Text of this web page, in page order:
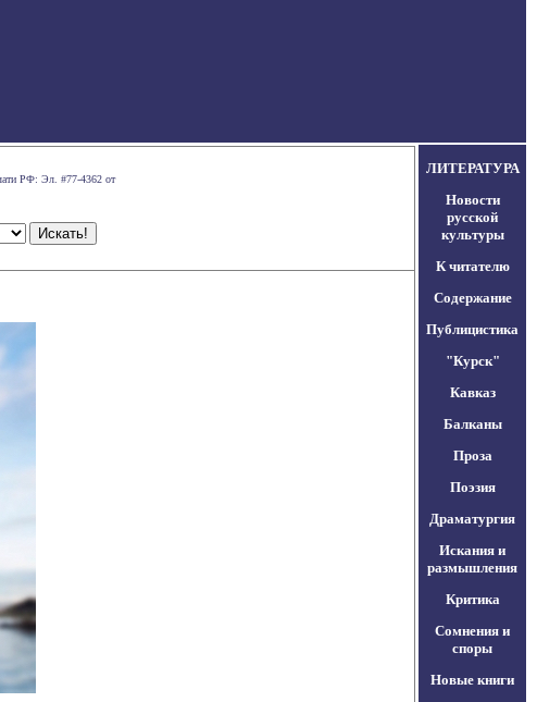
РФ: Эл. #77-4362 от
ЛИТЕРАТУРА
Новости
русской
культуры
К читателю
Содержание
Публицистика
"Курск"
Кавказ
Балканы
Проза
Поэзия
Драматургия
Искания и
размышления
Критика
Сомнения и
споры
Новые книги